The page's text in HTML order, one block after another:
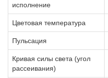
исполнение
Цветовая температура
Пульсация
Кривая силы света (угол
рассеивания)